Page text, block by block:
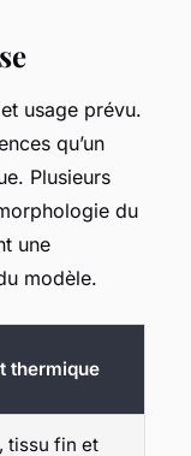
usage prévu.
qu’un
Plusieurs
du
une
modèle.
thermique
tissu fin et